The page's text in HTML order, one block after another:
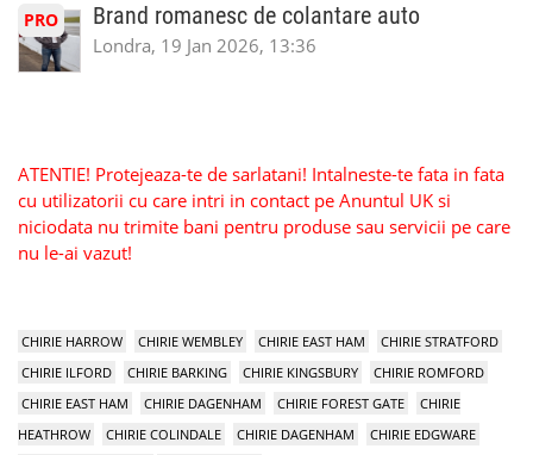
PRO Brand romanesc de colantare auto
Londra, 19 Jan 2026, 13:36
ATENTIE! Protejeaza-te de sarlatani! Intalneste-te fata in fata
cu utilizatorii cu care intri in contact pe Anuntul UK si
niciodata nu trimite bani pentru produse sau servicii pe care
nu le-ai vazut!
CHIRIE HARROW CHIRIE WEMBLEY CHIRIE EAST HAM
CHIRIE STRATFORD
CHIRIE ILFORD
CHIRIE BARKING CHIRIE KINGSBURY
CHIRIE ROMFORD
CHIRIE EAST HAM
CHIRIE DAGENHAM CHIRIE FOREST GATE
CHIRIE
HEATHROW
CHIRIE COLINDALE CHIRIE DAGENHAM
CHIRIE EDGWARE